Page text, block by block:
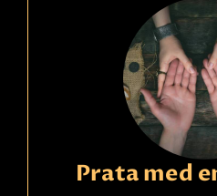
Prata med